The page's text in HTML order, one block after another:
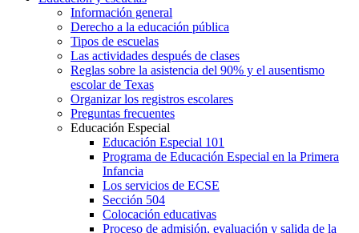
Información general
Derecho a la educación pública
Tipos de escuelas
Las actividades después de clases
Reglas sobre la asistencia del 90% y el ausentismo
escolar de Texas
Organizar los registros escolares
Preguntas frecuentes
Educación Especial
Educación Especial 101
Programa de Educación Especial en la Primera
Infancia
Los servicios de ECSE
Sección 504
Colocación educativas
Proceso de admisión, evaluación y salida de la